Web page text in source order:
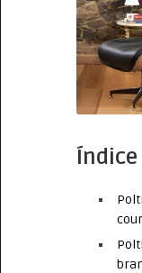
Índice